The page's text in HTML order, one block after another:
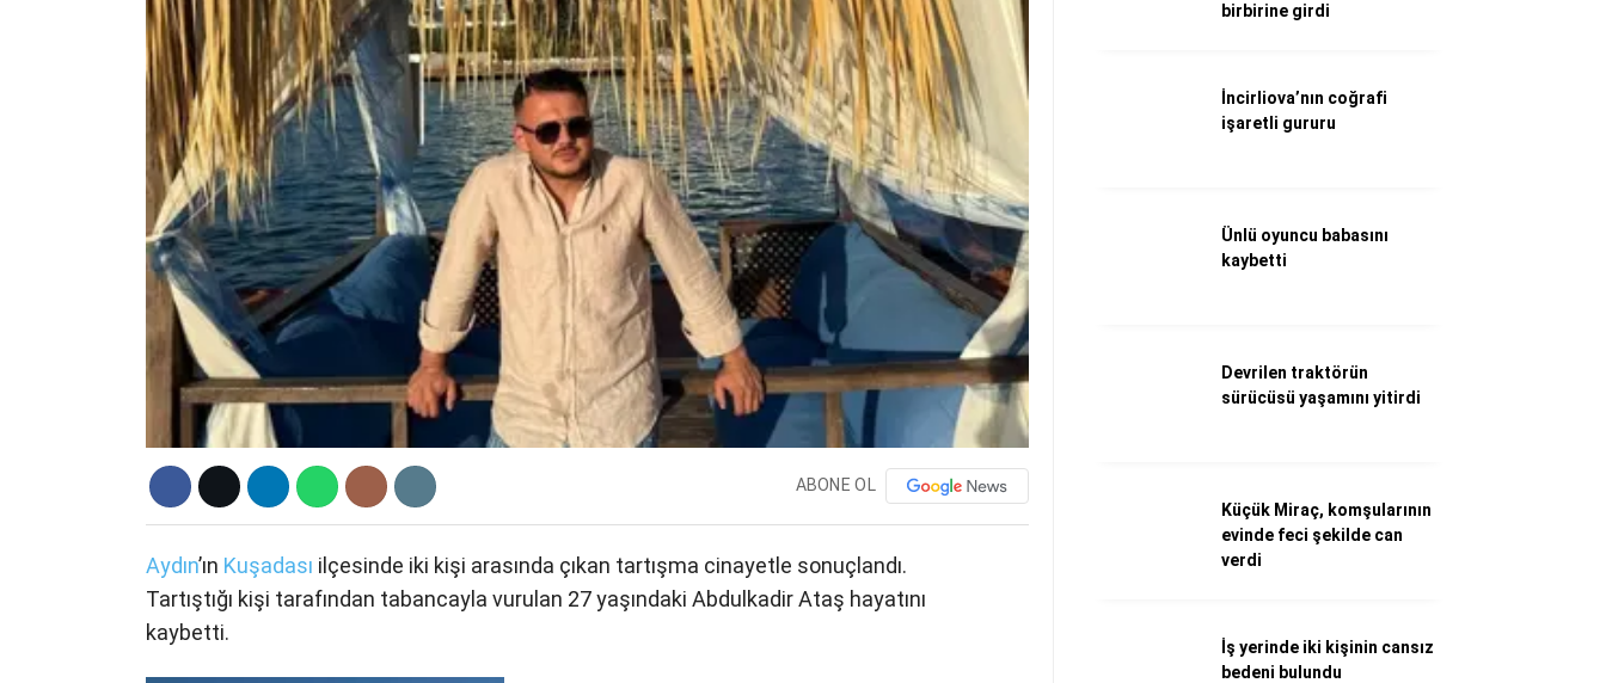
ABONE OL
Aydın’ın Kuşadası ilçesinde iki kişi arasında çıkan tartışma cinayetle sonuçlandı.
Tartıştığı kişi tarafından tabancayla vurulan 27 yaşındaki Abdulkadir Ataş hayatını
kaybetti.
birbirine girdi
İncirliova’nın coğrafi
işaretli gururu
Ünlü oyuncu babasını
kaybetti
Devrilen traktörün
sürücüsü yaşamını yitirdi
Küçük Miraç, komşularının
evinde feci şekilde can
verdi
İş yerinde iki kişinin cansız
bedeni bulundu